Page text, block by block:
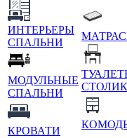
ИНТЕРЬЕРЫ
СПАЛЬНИ
МОДУЛЬНЫЕ
СПАЛЬНИ
КРОВАТИ